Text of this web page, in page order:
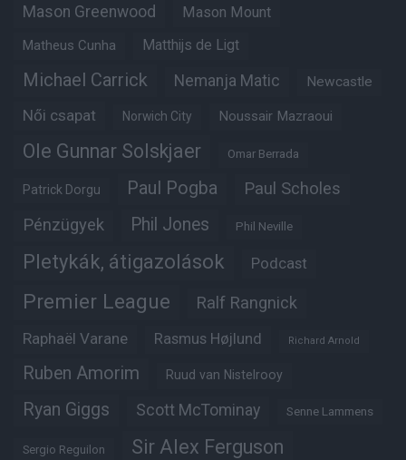
Mason Greenwood Mason Mount
Matheus Cunha Matthijs de Ligt
Michael Carrick Nemanja Matic Newcastle
Női csapat Norwich City Noussair Mazraoui
Ole Gunnar Solskjaer Omar Berrada
Patrick Dorgu Paul Pogba Paul Scholes
Pénzügyek Phil Jones Phil Neville
Pletykák, átigazolások Podcast
Premier League Ralf Rangnick
Raphaël Varane Rasmus Højlund Richard Arnold
Ruben Amorim Ruud van Nistelrooy
Ryan Giggs Scott McTominay Senne Lammens
Sergio Reguilon Sir Alex Ferguson